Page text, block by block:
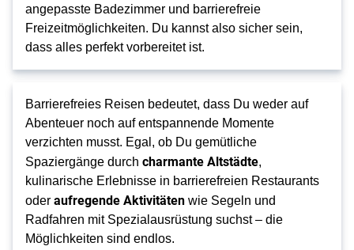
angepasste Badezimmer und barrierefreie
Freizeitmöglichkeiten. Du kannst also sicher sein,
dass alles perfekt vorbereitet ist.
Barrierefreies Reisen bedeutet, dass Du weder auf
Abenteuer noch auf entspannende Momente
verzichten musst. Egal, ob Du gemütliche
Spaziergänge durch charmante Altstädte,
kulinarische Erlebnisse in barrierefreien Restaurants
oder aufregende Aktivitäten wie Segeln und
Radfahren mit Spezialausrüstung suchst – die
Möglichkeiten sind endlos.